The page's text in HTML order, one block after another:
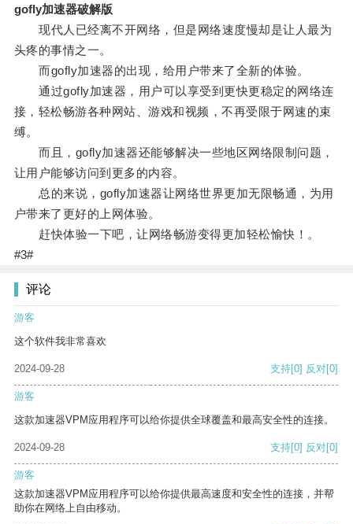
gofly加速器破解版
现代人已经离不开网络，但是网络速度慢却是让人最为
头疼的事情之一。
而gofly加速器的出现，给用户带来了全新的体验。
通过gofly加速器，用户可以享受到更快更稳定的网络连
接，轻松畅游各种网站、游戏和视频，不再受限于网速的束
缚。
而且，gofly加速器还能够解决一些地区网络限制问题，
让用户能够访问到更多的内容。
总的来说，gofly加速器让网络世界更加无限畅通，为用
户带来了更好的上网体验。
赶快体验一下吧，让网络畅游变得更加轻松愉快！。
#3#
评论
游客
这个软件我非常喜欢
2024-09-28 支持[0] 反对[0]
游客
这款加速器VPM应用程序可以给你提供全球覆盖和最高安全性的连接。
2024-09-28 支持[0] 反对[0]
游客
这款加速器VPM应用程序可以给你提供最高速度和安全性的连接，并帮
助你在网络上自由移动。